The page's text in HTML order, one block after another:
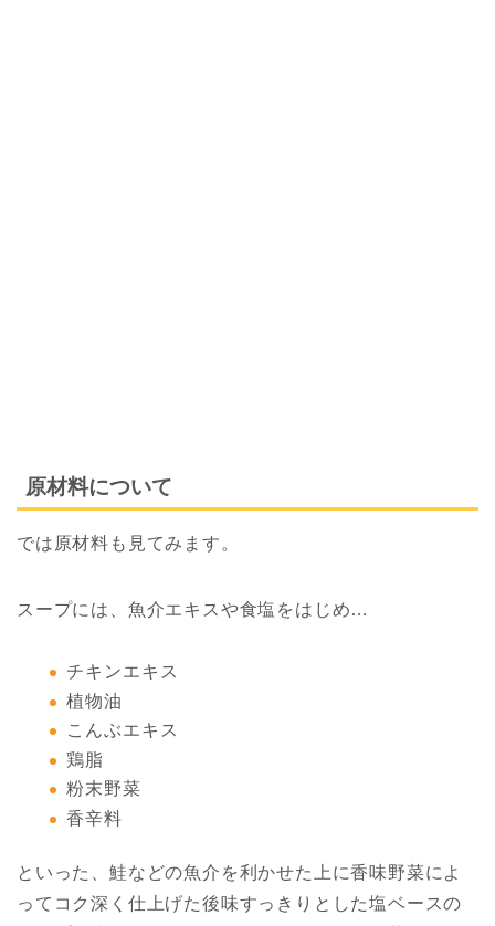
原材料について
では原材料も見てみます。
スープには、魚介エキスや食塩をはじめ…
チキンエキス
植物油
こんぶエキス
鶏脂
粉末野菜
香辛料
といった、鮭などの魚介を利かせた上に香味野菜によ
ってコク深く仕上げた後味すっきりとした塩ベースの